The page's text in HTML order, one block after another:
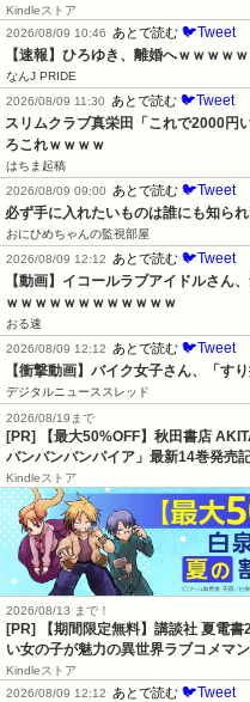
Kindleストア
2026/08/09 10:46
あとで読む 🐦Tweet
【速報】ひろゆき、離婚へｗｗｗｗ
なんJ PRIDE
2026/08/09 11:30
あとで読む 🐦Tweet
スリムクラブ真栄田「これで2000円
ろこれｗｗｗｗ
はちま起稿
2026/08/09 09:00
あとで読む 🐦Tweet
必ず手に入れたいものは誰にも知ら
おにひめちゃんの監視部屋
2026/08/09 12:12
あとで読む 🐦Tweet
【動画】イコールラブアイドルさん
ｗｗｗｗｗｗｗｗｗｗｗｗ
おる速
2026/08/09 12:12
あとで読む 🐦Tweet
【衝撃動画】バイク女子さん、「
デジタルニューススレッド
2026/08/19まで
[PR] 【最大50%OFF】秋田書店
バンバンバンパイア」最新14巻発売
Kindleストア
2026/08/13 まで！
[PR] 【期間限定無料】講談社 夏電
い女の子が魅力の異世界ラブコメマ
Kindleストア
2026/08/09 12:12
あとで読む 🐦Tweet